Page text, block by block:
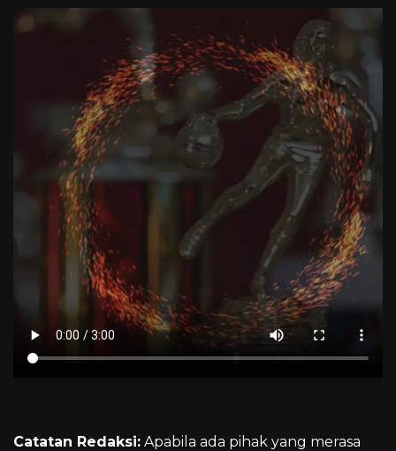
Catatan Redaksi: Apabila ada pihak yang merasa